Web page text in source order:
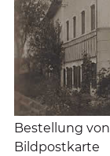
Bestellung
Bildpostkarte